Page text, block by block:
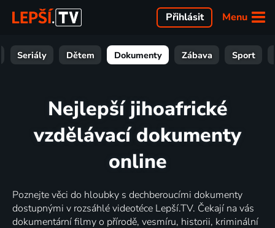
Menu
Přihlásit
Seriály Dětem Dokumenty Zábava Sport
Nejlepší jihoafrické
vzdělávací dokumenty
online
Poznejte věci do hloubky s dechberoucími dokumenty
dostupnými v rozsáhlé videotéce Lepší.TV. Čekají na vás
dokumentární filmy o přírodě, vesmíru, historii, kriminální